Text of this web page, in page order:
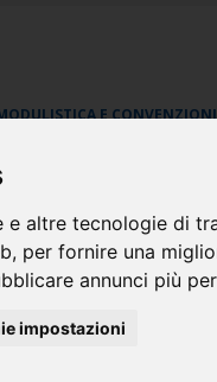
altre tecnologie di
, per fornire una
annunci più
impostazioni
E CONVENZIONI
la tua